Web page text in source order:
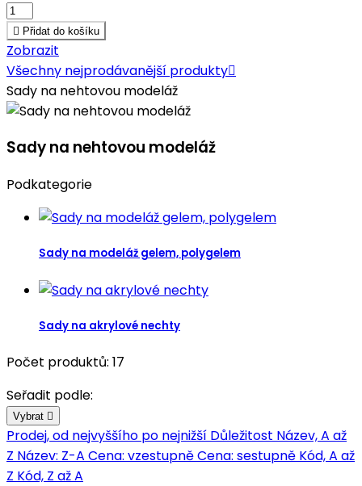
 Přidat do košíku
Zobrazit
Všechny nejprodávanější produkty
Sady na nehtovou modeláž
Sady na nehtovou modeláž
Podkategorie
Sady na modeláž gelem, polygelem
Sady na akrylové nechty
Počet produktů: 17
Seřadit podle:
Vybrat 
Prodej, od nejvyššího po nejnižší Důležitost Název, A až
Z Název: Z-A Cena: vzestupněCena: sestupně Kód, A až
Z Kód, Z až A